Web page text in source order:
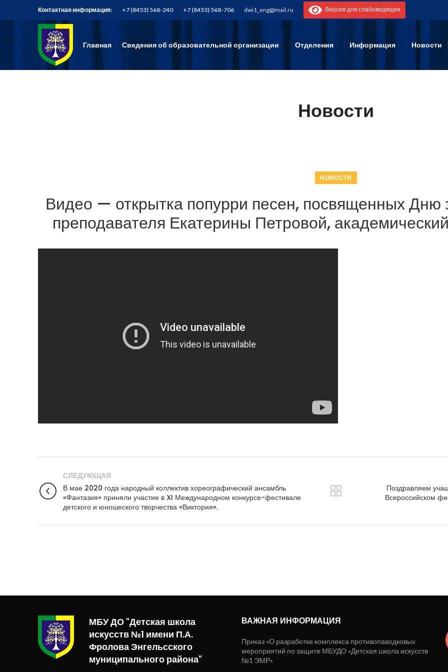
Контактная информация: +7 (8453) 568-240 +7 (8453) 568-706 dwi1_eng@mail.ru Версия для слабовидящих
Главная Сведения об образовательной организации Отделения Информация Новости
Новости
НОВОСТИ
Видео — открытка попурри песен, посвященных Дню
преподавателя Екатерины Петровой,
СЛЕДУЮЩАЯ
В мае 2020 года народный коллектив хореографический ансамбль
«Фантазия» приняли участие в XI Международном конкурсе-фестивале
детского и юношеского творчества «Виктория».
Поздравляем
Всероссийском
МБУ ДО "Детская школа
искусств №1 имени П.А.
Фролова Энгельсского
муниципального района"
ВАЖНАЯ ИНФОРМАЦИЯ
Приказ «О разработке комплекса противопаводковых
мероприятий по защите МБУДО «Детская школа искусств
№1 ЭМР»